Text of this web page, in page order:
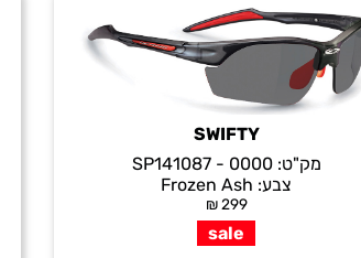
SWIFTY
מק"ט:SP141087 - 0000
צבע: Frozen Ash
₪299
sale